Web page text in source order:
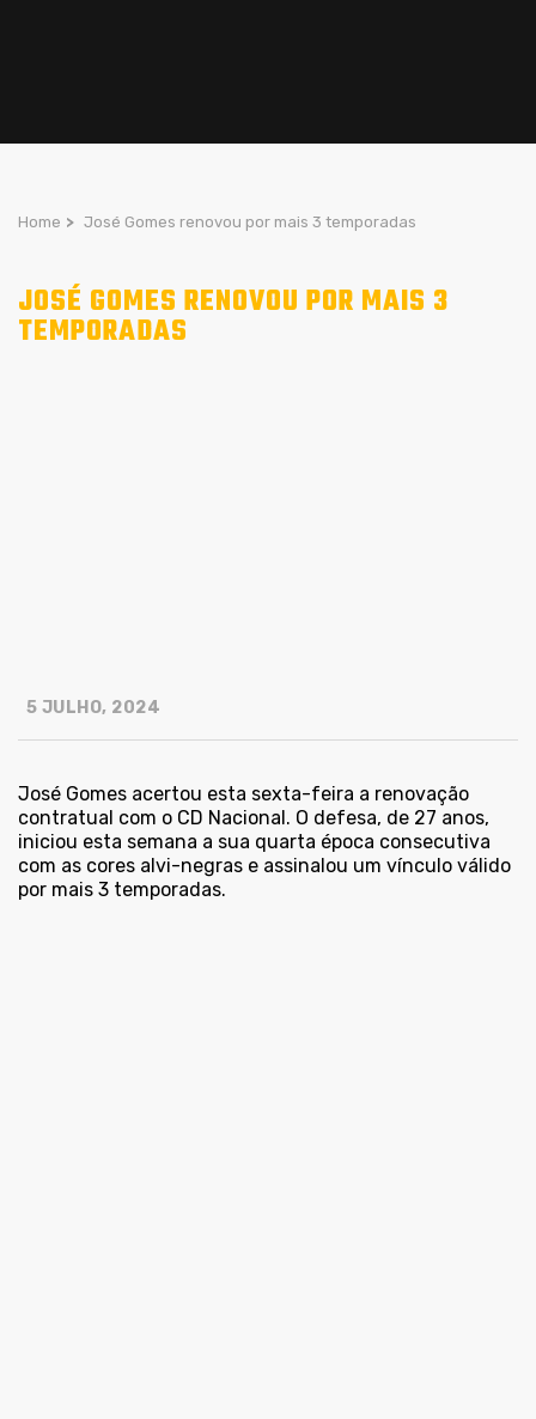
Home > José Gomes renovou por mais 3 temporadas
JOSÉ GOMES RENOVOU POR MAIS 3
TEMPORADAS
5 JULHO, 2024
José Gomes acertou esta sexta-feira a renovação
contratual com o CD Nacional. O defesa, de 27 anos,
iniciou esta semana a sua quarta época consecutiva
com as cores alvi-negras e assinalou um vínculo válido
por mais 3 temporadas.